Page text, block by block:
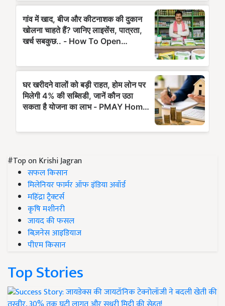
#Top on Krishi Jagran
सफल किसान
मिलेनियर फार्मर ऑफ इंडिया अवॉर्ड
महिंद्रा ट्रैक्टर्स
कृषि मशीनरी
जायद की फसल
बिज़नेस आइडियाज
पीएम किसान
Top Stories